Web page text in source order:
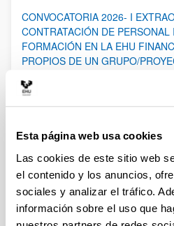
Esta página web usa cookies
Las cookies de este sitio web
el contenido y los anuncios,
sociales y analizar el tráfico.
información sobre el uso que
CONVOCATORIA 2026- I
CONTRATACIÓN DE
FORMACIÓN EN LA EHU
PROPIOS DE UN GRUPO/
HASTA EL 14/08/2026
Ayudas para financiación de la
infraestructura científica y fondos
UPV/EHU 2026
Trámite abierto
25/03/2026: Corrección de errores
solicitudes admitidas y excluidas.